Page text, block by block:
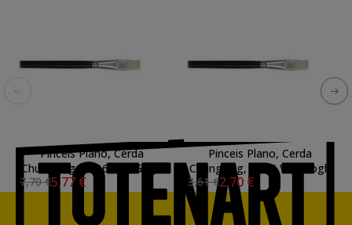
Pinceis Plano, Cerda
Chungking, N. 16 Van Gogh
7,70 €5,77 €
Pinceis Plano, Cerda
Chungking, N. 06 Van Gogh
3,61 €2,70 €